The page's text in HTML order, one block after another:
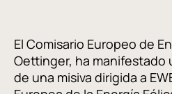
El Comisario Europeo de
Oettinger, ha manifestado
de una misiva dirigida a